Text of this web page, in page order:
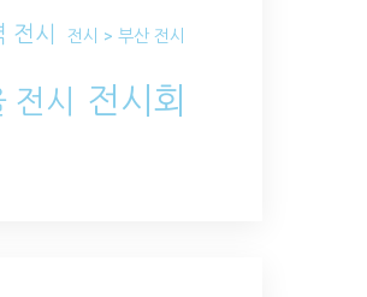
전시 전시 > 부산 전시
전시 전시회